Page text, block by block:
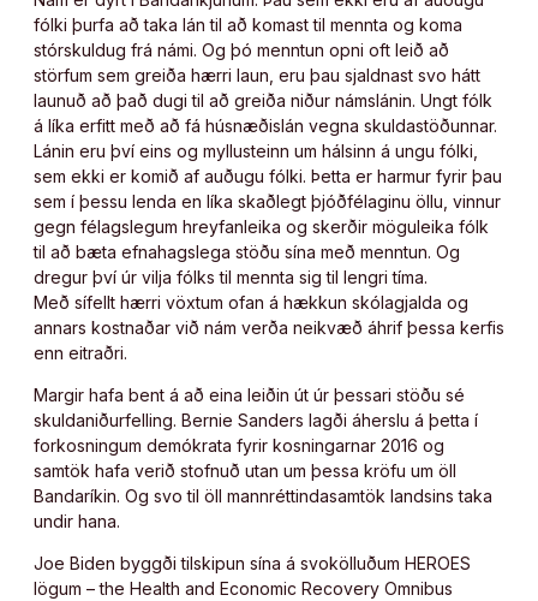
fólki þurfa að taka lán til að komast til mennta og koma
stórskuldug frá námi. Og þó menntun opni oft leið að
störfum sem greiða hærri laun, eru þau sjaldnast svo hátt
launuð að það dugi til að greiða niður námslánin. Ungt fólk
á líka erfitt með að fá húsnæðislán vegna skuldastöðunnar.
Lánin eru því eins og myllusteinn um hálsinn á ungu fólki,
sem ekki er komið af auðugu fólki. Þetta er harmur fyrir þau
sem í þessu lenda en líka skaðlegt þjóðfélaginu öllu, vinnur
gegn félagslegum hreyfanleika og skerðir möguleika fólk
til að bæta efnahagslega stöðu sína með menntun. Og
dregur því úr vilja fólks til mennta sig til lengri tíma.
Með sífellt hærri vöxtum ofan á hækkun skólagjalda og
annars kostnaðar við nám verða neikvæð áhrif þessa kerfis
enn eitraðri.
Margir hafa bent á að eina leiðin út úr þessari stöðu sé
skuldaniðurfelling. Bernie Sanders lagði áherslu á þetta í
forkosningum demókrata fyrir kosningarnar 2016 og
samtök hafa verið stofnuð utan um þessa kröfu um öll
Bandaríkin. Og svo til öll mannréttindasamtök landsins taka
undir hana.
Joe Biden byggði tilskipun sína á svokölluðum HEROES
lögum – the Health and Economic Recovery Omnibus